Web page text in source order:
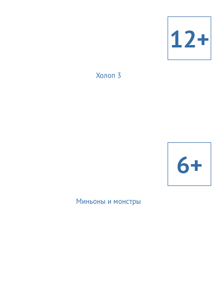
12+
Холоп 3
6+
Миньоны и монстры